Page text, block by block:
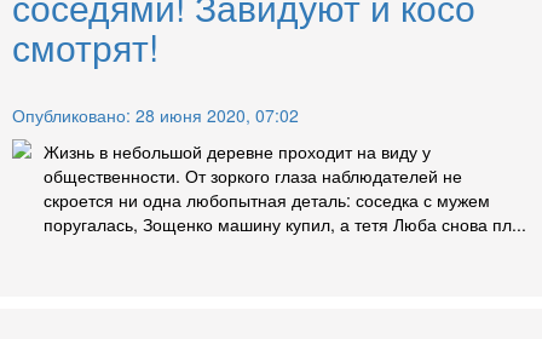
смотрят!
Опубликовано: 28 июня 2020, 07:02
Жизнь в небольшой деревне проходит на виду у
общественности. От зоркого глаза наблюдателей не
скроется ни одна любопытная деталь: соседка с мужем
поругалась, Зощенко машину купил, а тетя Люба снова пл...